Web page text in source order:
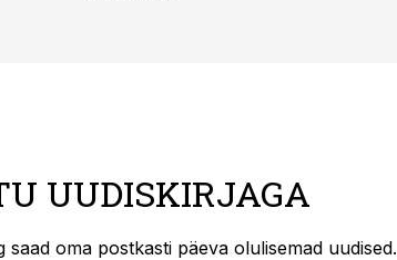
UUDISKIRJAGA
saad oma postkasti päeva olulisemad uudised.